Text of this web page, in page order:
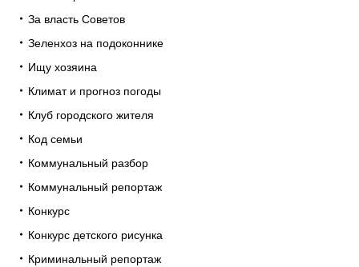
За власть Советов
Зеленхоз на подоконнике
Ищу хозяина
Климат и прогноз погоды
Клуб городского жителя
Код семьи
Коммунальный разбор
Коммунальный репортаж
Конкурс
Конкурс детского рисунка
Криминальный репортаж